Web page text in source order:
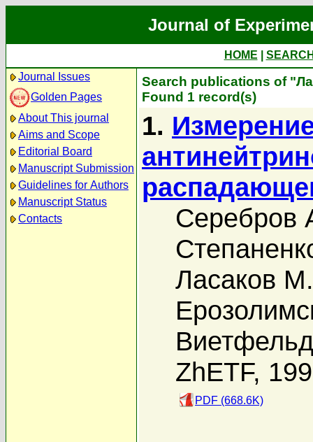
Journal of
HOME
Journal Issues
Golden Pages
About This journal
Aims and Scope
Editorial Board
Manuscript Submission
Guidelines for Authors
Manuscript Status
Contacts
Search publications of
Found 1 record(s)
1.
Серебров
Ласаков
ZhETF,
PDF (668.6K)